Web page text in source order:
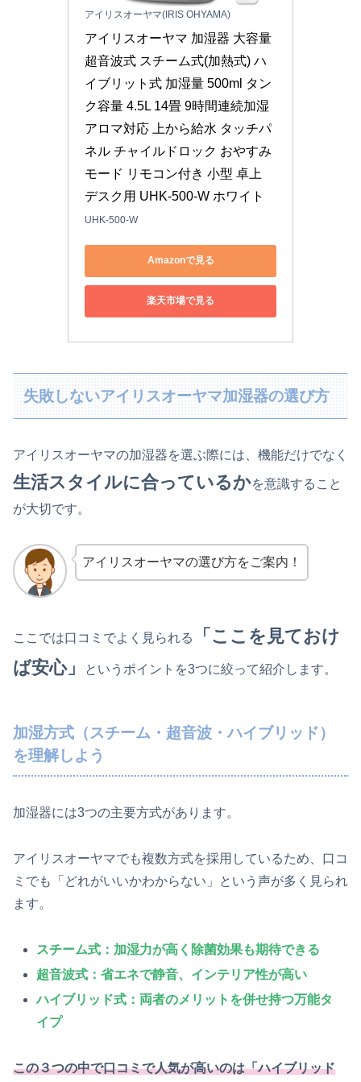
アイリスオーヤマ(IRIS OHYAMA)
アイリスオーヤマ 加湿器 大容量
超音波式 スチーム式(加熱式) ハ
イブリット式 加湿量 500ml タン
ク容量 4.5L 14畳 9時間連続加湿
アロマ対応 上から給水 タッチパ
ネル チャイルドロック おやすみ
モード リモコン付き 小型 卓上
デスク用 UHK-500-W ホワイト
UHK-500-W
Amazonで見る
楽天市場で見る
失敗しないアイリスオーヤマ加湿器の選び方
アイリスオーヤマの加湿器を選ぶ際には、機能だけでなく
生活スタイルに合っているかを意識すること
が大切です。
アイリスオーヤマの選び方をご案内！
ここでは口コミでよく見られる
「ここを見ておけ
ば安心」
というポイントを3つに絞って紹介します。
加湿方式（スチーム・超音波・ハイブリッド）
を理解しよう
加湿器には3つの主要方式があります。
アイリスオーヤマでも複数方式を採用しているため、口コ
ミでも「どれがいいかわからない」という声が多く見られ
ます。
スチーム式 ：加湿力が高く除菌効果も期待できる
超音波式 ：省エネで静音、インテリア性が高い
ハイブリッド式 ：両者のメリットを併せ持つ万能タ
イプ
この３つの中で口コミで人気が高いのは「ハイブリッド